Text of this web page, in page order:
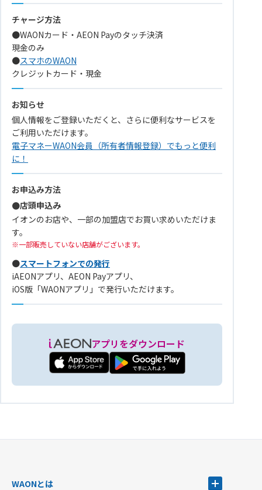
チャージ方法
●WAONカード・AEON Payのタッチ決済
現金のみ
●スマホのWAON
クレジットカード・現金
お知らせ
個人情報をご登録いただくと、さらに便利なサービスを
ご利用いただけます。
電子マネーWAON会員（所有者情報登録）でもっと便利
に！
お申込み方法
●店頭申込み
イオンのお店や、一部の加盟店でお買い求めいただけま
す。
一部販売していない店舗がございます。
●スマートフォンでの発行
iAEONアプリ、AEON Payアプリ、
iOS版「WAONアプリ」で発行いただけます。
アプリをダウンロード
WAONとは